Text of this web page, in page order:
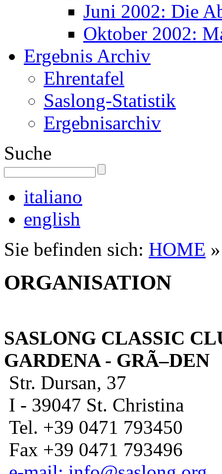
Juni 2002: Die
Oktober 2002:
Ergebnis Archiv
Ehrentafel
Saslong-Statistik
Ergebnisarchiv
Suche
italiano
english
Sie befinden sich: HOME
ORGANISATION
SASLONG CLASSIC
GARDENA - GRÃ–DEN
Str. Dursan, 37
I - 39047 St. Christina
Tel. +39 0471 793450
Fax +39 0471 793496